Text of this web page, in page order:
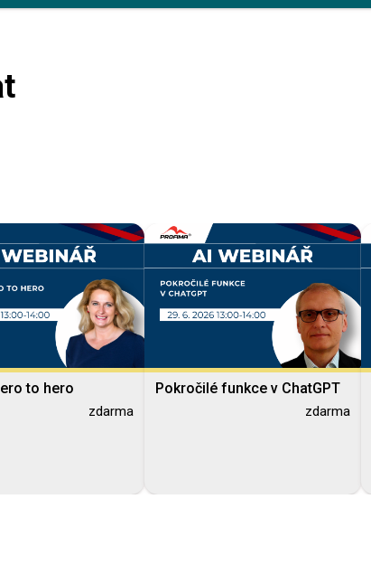
to hero
zdarma
Pokročilé funkce v ChatGPT
zdarma